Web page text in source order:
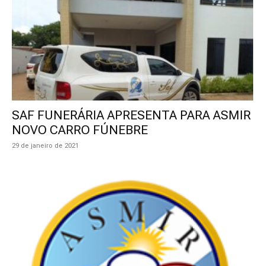
SAF FUNERÁRIA APRESENTA PARA ASMIR
NOVO CARRO FÚNEBRE
29 de janeiro de 2021